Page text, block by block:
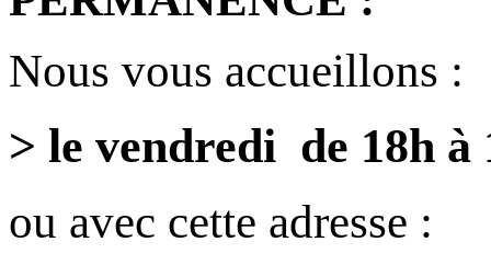
Nous vous accueillons :
> le vendredi de 18h à
ou avec cette adresse :